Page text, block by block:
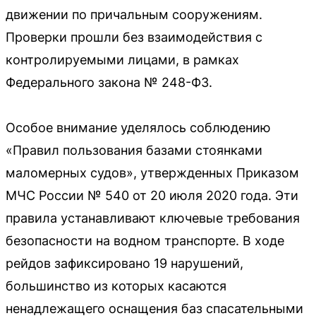
движении по причальным сооружениям.
Проверки прошли без взаимодействия с
контролируемыми лицами, в рамках
Федерального закона № 248-ФЗ.
Особое внимание уделялось соблюдению
«Правил пользования базами стоянками
маломерных судов», утвержденных Приказом
МЧС России № 540 от 20 июля 2020 года. Эти
правила устанавливают ключевые требования
безопасности на водном транспорте. В ходе
рейдов зафиксировано 19 нарушений,
большинство из которых касаются
ненадлежащего оснащения баз спасательными